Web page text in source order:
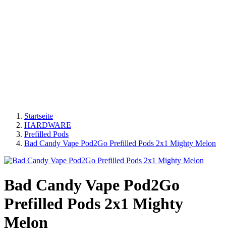
Startseite
HARDWARE
Prefilled Pods
Bad Candy Vape Pod2Go Prefilled Pods 2x1 Mighty Melon
Bad Candy Vape Pod2Go
Prefilled Pods 2x1 Mighty
Melon